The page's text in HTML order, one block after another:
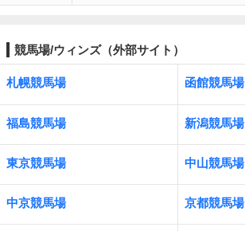
競馬場/ウィンズ（外部サイト）
札幌競馬場 函館競馬場
福島競馬場 新潟競馬場
東京競馬場 中山競馬場
中京競馬場 京都競馬場